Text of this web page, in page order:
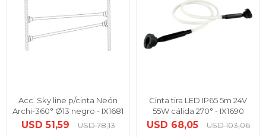
Acc. Sky line p/cinta Neón
Archi-360° Ø13 negro - IX1681
USD 51,59 USD 78,13
Cinta tira LED IP65 5m 24V
55W cálida 270° - IX1690
USD 68,05 USD 103,06